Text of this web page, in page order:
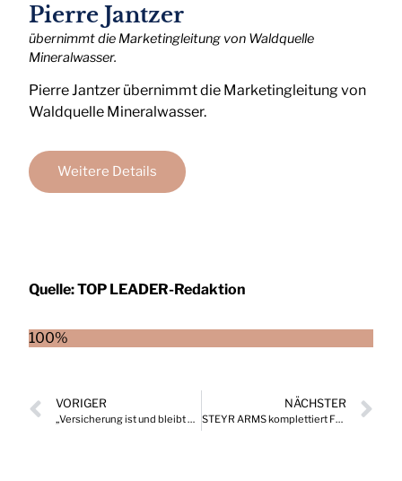
Pierre Jantzer
übernimmt die Marketingleitung von Waldquelle
Mineralwasser.
Pierre Jantzer übernimmt die Marketingleitung von
Waldquelle Mineralwasser.
Weitere Details
Quelle:TOP LEADER-Redaktion
100%
VORIGER
„Versicherung ist und bleibt ein Vertrauensgeschäft“
NÄCHSTER
STEYR ARMS komplettiert Führungsebene